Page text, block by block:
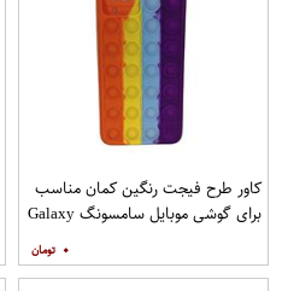
کاور طرح فیجت رنگین کمان مناسب
برای گوشی موبایل سامسونگ Galaxy
۰